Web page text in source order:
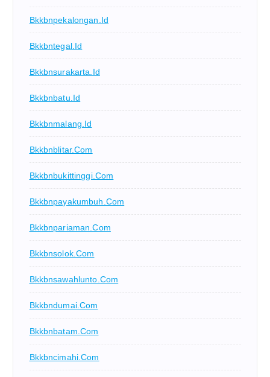
Bkkbnpekalongan.id
Bkkbntegal.id
Bkkbnsurakarta.id
Bkkbnbatu.id
Bkkbnmalang.id
Bkkbnblitar.com
Bkkbnbukittinggi.com
Bkkbnpayakumbuh.com
Bkkbnpariaman.com
Bkkbnsolok.com
Bkkbnsawahlunto.com
Bkkbndumai.com
Bkkbnbatam.com
Bkkbncimahi.com